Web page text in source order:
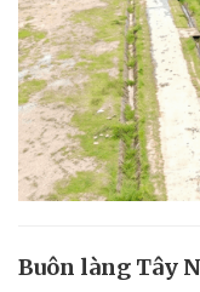
Buôn làng Tây